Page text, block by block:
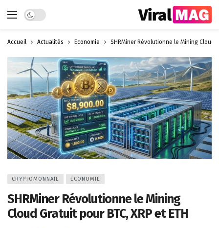
Dark mode
Accueil Actualités Économie SHRMiner Révolutionne le Mining Cloud
CRYPTOMONNAIE ÉCONOMIE
SHRMiner Révolutionne le Mining
Cloud Gratuit pour BTC, XRP et ETH